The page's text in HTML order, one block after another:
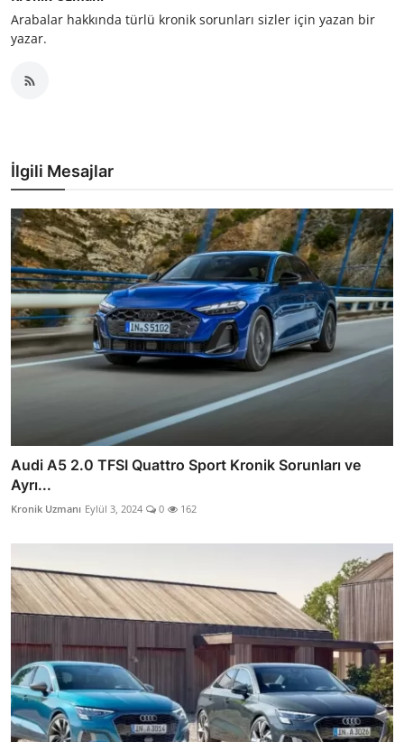
Arabalar hakkında türlü kronik sorunları sizler için yazan bir
yazar.
İlgili Mesajlar
Audi A5 2.0 TFSI Quattro Sport Kronik Sorunları ve
Ayrı...
Kronik Uzmanı Eylül 3, 2024 0 162